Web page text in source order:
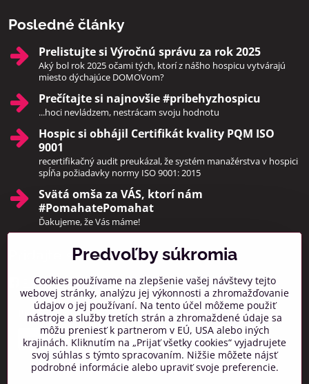
Posledné články
Prelistujte si Výročnú správu za rok 2025
Aký bol rok 2025 očami tých, ktorí z nášho hospicu vytvárajú
miesto dýchajúce DOMOVom?
Prečítajte si najnovšie #pribehyzhospicu
...hoci nevládzem, nestrácam svoju hodnotu
Hospic si obhájil Certifikát kvality PQM ISO
9001
recertifikačný audit preukázal, že systém manažérstva v hospici
spĺňa požiadavky normy ISO 9001: 2015
Svätá omša za VÁS, ktorí nám
#PomahatePomahat
Ďakujeme, že Vás máme!
Pridajte sa k nám
Facebook Instagram
Prihlásiť na odber noviniek
Predvoľby súkromia
Cookies používame na zlepšenie vašej návštevy tejto
webovej stránky, analýzu jej výkonnosti a zhromažďovanie
údajov o jej používaní. Na tento účel môžeme použiť
nástroje a služby tretích strán a zhromaždené údaje sa
môžu preniesť k partnerom v EÚ, USA alebo iných
krajinách. Kliknutím na „Prijať všetky cookies“ vyjadrujete
svoj súhlas s týmto spracovaním. Nižšie môžete nájsť
podrobné informácie alebo upraviť svoje preferencie.